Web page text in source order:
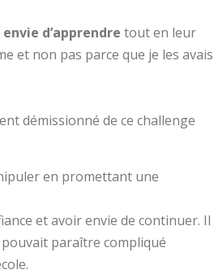
envie d’apprendre tout en leur
et non pas parce que je les avais
démissionné de ce challenge
en promettant une
et avoir envie de continuer. Il
pouvait paraître compliqué